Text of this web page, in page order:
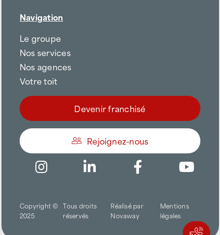
Navigation
Le groupe
Nos services
Nos agences
Votre toit
Devenir franchisé
Rejoignez-nous
Copyright ©
2025
Tous droits
réservés
Réalisé par
Novaway
Mentions
légales
Trouver une agence